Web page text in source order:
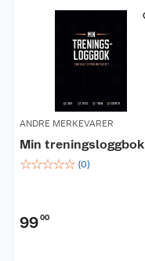
ANDRE MERKEVARER
Min treningsloggbok
☆☆☆☆☆ (0)
9900
Kundeservice